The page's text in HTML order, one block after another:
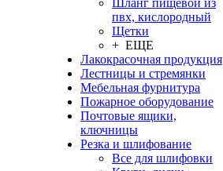
Шланг пищевой из
пвх, кислородный
Щетки
+ ЕЩЕ
Лакокрасочная продукция
Лестницы и стремянки
Мебельная фурнитура
Пожарное оборудование
Почтовые ящики,
ключницы
Резка и шлифование
Все для шлифовки